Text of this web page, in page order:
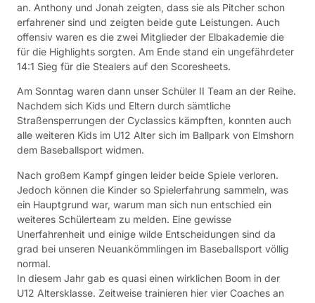
an. Anthony und Jonah zeigten, dass sie als Pitcher schon
erfahrener sind und zeigten beide gute Leistungen. Auch
offensiv waren es die zwei Mitglieder der Elbakademie die
für die Highlights sorgten. Am Ende stand ein ungefährdeter
14:1 Sieg für die Stealers auf den Scoresheets.
Am Sonntag waren dann unser Schüler II Team an der Reihe.
Nachdem sich Kids und Eltern durch sämtliche
Straßensperrungen der Cyclassics kämpften, konnten auch
alle weiteren Kids im U12 Alter sich im Ballpark von Elmshorn
dem Baseballsport widmen.
Nach großem Kampf gingen leider beide Spiele verloren.
Jedoch können die Kinder so Spielerfahrung sammeln, was
ein Hauptgrund war, warum man sich nun entschied ein
weiteres Schülerteam zu melden. Eine gewisse
Unerfahrenheit und einige wilde Entscheidungen sind da
grad bei unseren Neuankömmlingen im Baseballsport völlig
normal.
In diesem Jahr gab es quasi einen wirklichen Boom in der
U12 Altersklasse. Zeitweise trainieren hier vier Coaches an